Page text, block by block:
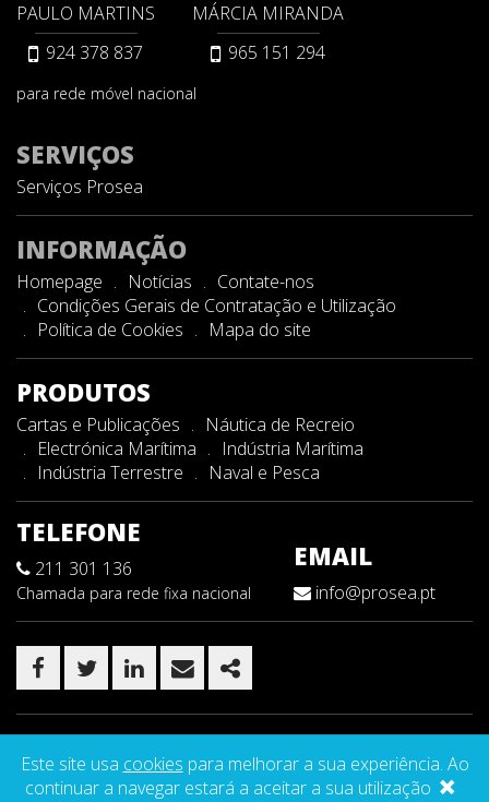
PAULO MARTINS
924 378 837
MÁRCIA MIRANDA
965 151 294
para rede móvel nacional
SERVIÇOS
Serviços Prosea
INFORMAÇÃO
Homepage Notícias
Contate-nos
Condições Gerais de Contratação e Utilização
Política de Cookies
Mapa do site
PRODUTOS
Cartas e Publicações
Náutica de Recreio
Electrónica Marítima
Indústria Marítima
Indústria Terrestre
Naval e Pesca
TELEFONE
211 301 136
Chamada para rede fixa nacional
EMAIL
info@prosea.pt
FACEBOOK
TWITTERLINKEDIN
EMAIL
Copyright ©2026 -ProSea . ALL RIGHTS RESERVED
WebDesign byGLOBAL PIXEL
Este site usa cookies para melhorar a sua experiência. Ao
continuar a navegar estará a aceitar a sua utilização ×